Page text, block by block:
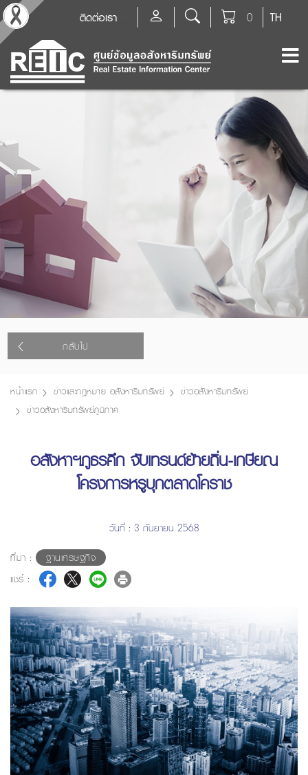
TH
0
ติดต่อเรา
กลับไป
หน้าแรก ข่าวและกฎหมาย อสังหาริมทรัพย์
ข่าวอสังหาริมทรัพย์
ข่าวอสังหาริมทรัพย์ภูมิภาค
อสังหาฯภูธรคึก จับเทรนด์ย้ายถิ่น-เกษียณ
โครงการหรูบุกตลาดโคราช
วันที่ : 3 กันยายน 2568
ที่มา :
ฐานเศรษฐกิจ
แชร์ :